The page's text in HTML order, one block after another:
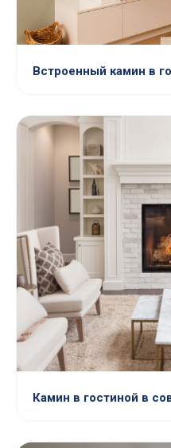
Встроенный камин в
Камин в гостиной в